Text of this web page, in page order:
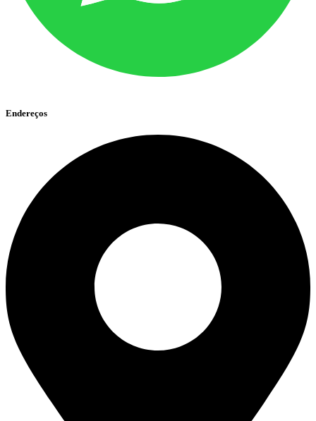
Endereços